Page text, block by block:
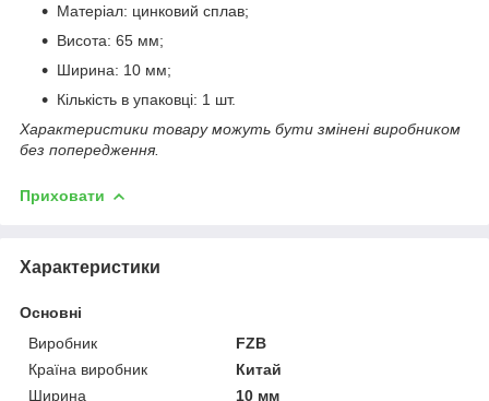
Матеріал: цинковий сплав;
Висота: 65 мм;
Ширина: 10 мм;
Кількість в упаковці: 1 шт.
Характеристики товару можуть бути змінені виробником
без попередження.
Приховати
Характеристики
Основні
Виробник
FZB
Країна виробник
Китай
Ширина
10 мм